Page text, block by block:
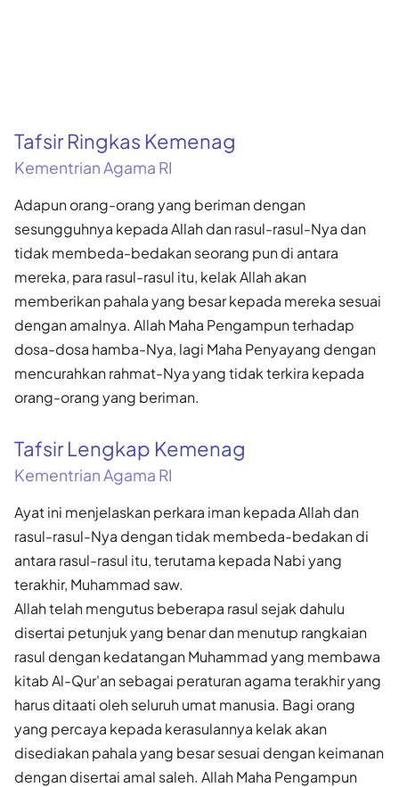
Tafsir Ringkas Kemenag
Kementrian Agama RI
Adapun orang-orang yang beriman dengan
sesungguhnya kepada Allah dan rasul-rasul-Nya dan
tidak membeda-bedakan seorang pun di antara
mereka, para rasul-rasul itu, kelak Allah akan
memberikan pahala yang besar kepada mereka sesuai
dengan amalnya. Allah Maha Pengampun terhadap
dosa-dosa hamba-Nya, lagi Maha Penyayang dengan
mencurahkan rahmat-Nya yang tidak terkira kepada
orang-orang yang beriman.
Tafsir Lengkap Kemenag
Kementrian Agama RI
Ayat ini menjelaskan perkara iman kepada Allah dan
rasul-rasul-Nya dengan tidak membeda-bedakan di
antara rasul-rasul itu, terutama kepada Nabi yang
terakhir, Muhammad saw.
Allah telah mengutus beberapa rasul sejak dahulu
disertai petunjuk yang benar dan menutup rangkaian
rasul dengan kedatangan Muhammad yang membawa
kitab Al-Qur'an sebagai peraturan agama terakhir yang
harus ditaati oleh seluruh umat manusia. Bagi orang
yang percaya kepada kerasulannya kelak akan
disediakan pahala yang besar sesuai dengan keimanan
dengan disertai amal saleh. Allah Maha Pengampun